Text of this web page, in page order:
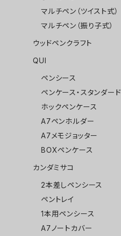
マルチペン（ツイスト式）
マルチペン（振り子式）
ウッドペンクラフト
QUI
ペンシース
ペンケース・スタンダード
ホックペンケース
A7ペンホルダー
A7メモジョッター
BOXペンケース
カンダミサコ
2本差しペンシース
ペントレイ
1本用ペンシース
A7ノートカバー